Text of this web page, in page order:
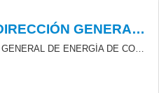
RESOLUCIÓN DE LA DIRECCIÓN GENERAL DE ENERGÍA DE CONCESIÓN DEFINITIVA DE LAS SUBVENCIONES DESTINADAS AL FOMENTO DE LA GENERACIÓN FOTOVOLTAICA EN ESPACIOS ANTROPIZADOS
RESOLUCIÓN DE LA DIRECCIÓN GENERAL DE ENERGÍA DE CONCESIÓN DEFINITIVA DE LAS SUBVENCIONES DERIVADASDE LA ORDEN 199/2024 DE 27 D E AGOSTO DEL CONSEJERO DE TRANSICIÓN ECOLÓGICA Y ENERGÍA, POR LA QUE SE ESTABLECEN LAS BASES REGULADORAS Y LA CONVOCATORIA DE SUBVENCIONES EN RÉGIMEN DE CONCURRENCIA NO COMPETITIVA PARA LAS AYUDAS DESTINADAS AL FOMENTO DE LA GENERACIÓN FOTOVOLTAICA EN ESPACIOS ANTROPIZADOS, EN EL MARCO DE LA ESTRATEGIA DE ENERGÍA SOSTENIBLE EN LAS ISLAS CANARIAS (PROGRAMA 8, LÍNEA 1), CON CARGO AL INSTRUMENTO DE FINANCIACIÓN EUROPEO FONDOS “NEXT GENERATION EU”, DEL PLAN DE RECUPERACIÓN, TRANSFORMACIÓN Y RESILIENCIA (COMPONENTE 7, INVERSIÓN 2).